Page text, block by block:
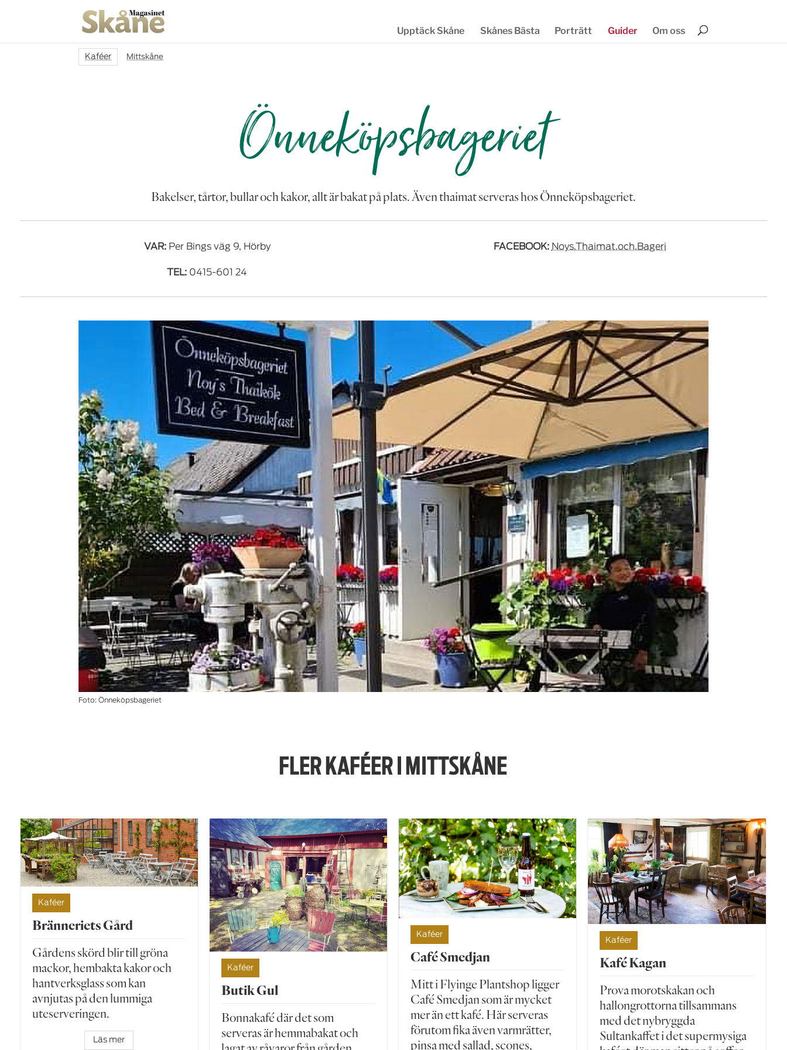
Upptäck Skåne Skånes Bästa Porträtt Guider Om oss
Kaféer Mittskåne
Önneköpsbageriet
Bakelser, tårtor, bullar och kakor, allt är bakat på plats. Även thaimat serveras hos Önneköpsbageriet.
VAR: Per Bings väg 9, Hörby
TEL: 0415-601 24
FACEBOOK: Noys.Thaimat.och.Bageri
Foto: Önneköpsbageriet
FLER KAFÉER I MITTSKÅNE
Kaféer
Bränneriets Gård
Gårdens skörd blir till gröna
mackor, hembakta kakor och
hantverksglass som kan
avnjutas på den lummiga
uteserveringen.
Läs mer
Kaféer
Butik Gul
Bonnakafé där det som
serveras är hemmabakat och
Kaféer
Café Smedjan
Mitt i Flyinge Plantshop ligger
Café Smedjan som är mycket
mer än ett kafé. Här serveras
förutom fika även varmrätter,
pinsa med sallad, scones,
Kaféer
Kafé Kagan
Prova morotskakan och
hallongrottorna tillsammans
med det nybryggda
Sultankaffet i det supermysiga